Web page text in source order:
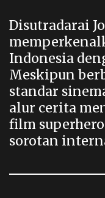
Disutradarai
Indonesia
Meskipun
standar
alur cerita
film
sorotan